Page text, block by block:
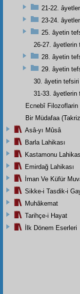
21-22.
23-24.
25. âyetin
26-27. âyetlerin
28. âyetin
29. âyetin
30. âyetin tefsiri
31-33. âyetlerin
Ecnebî Filozoflarin
Bir Müdafaa
Asâ-yı Mûsâ
Barla Lahikası
Kastamonu
Emirdağ Lahikası
İman Ve Küfür
Sikke-i Tasdik-i
Muhâkemat
Tarihçe-i Hayat
İlk Dönem Eserleri